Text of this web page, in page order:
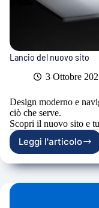
Lancio del nuovo sito
3 Ottobre
Design moderno e
ciò che serve.
Scopri il nuovo sito e
Leggi l'articolo
Lancio
nuovo
sito